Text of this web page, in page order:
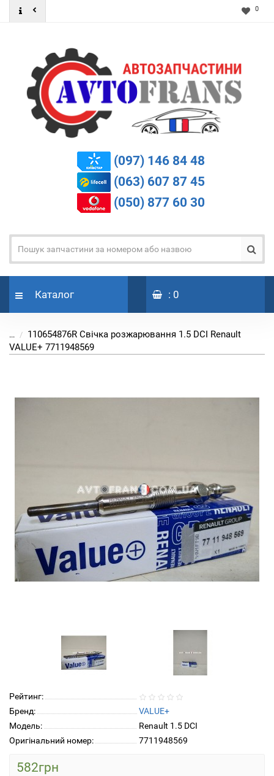
0
(097) 146 84 48
(063) 607 87 45
(050) 877 60 30
Каталог : 0
...
110654876R Свічка розжарювання 1.5 DCI Renault
VALUE+ 7711948569
Рейтинг:
Бренд:
VALUE+
Модель:
Renault 1.5 DCI
Оригінальний номер:
7711948569
582грн